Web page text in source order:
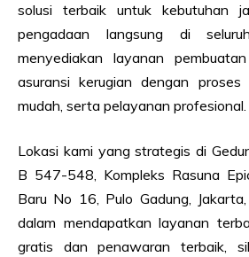
solusi terbaik untuk kebutuhan
pengadaan langsung di
menyediakan layanan
asuransi kerugian dengan
mudah, serta pelayanan profesional.
Lokasi kami yang strategis di
B 547-548, Kompleks Rasuna
Baru No 16, Pulo Gadung,
dalam mendapatkan layanan
gratis dan penawaran terbaik,